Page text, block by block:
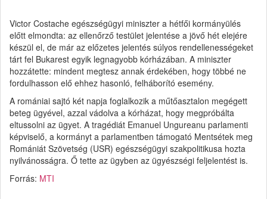
Victor Costache egészségügyi miniszter a hétfői kormányülés
előtt elmondta: az ellenőrző testület jelentése a jövő hét elejére
készül el, de már az előzetes jelentés súlyos rendellenességeket
tárt fel Bukarest egyik legnagyobb kórházában. A miniszter
hozzátette: mindent megtesz annak érdekében, hogy többé ne
fordulhasson elő ehhez hasonló, felháborító esemény.
A romániai sajtó két napja foglalkozik a műtőasztalon megégett
beteg ügyével, azzal vádolva a kórházat, hogy megpróbálta
eltussolni az ügyet. A tragédiát Emanuel Ungureanu parlamenti
képviselő, a kormányt a parlamentben támogató Mentsétek meg
Romániát Szövetség (USR) egészségügyi szakpolitikusa hozta
nyilvánosságra. Ő tette az ügyben az ügyészségi feljelentést is.
Forrás: MTI